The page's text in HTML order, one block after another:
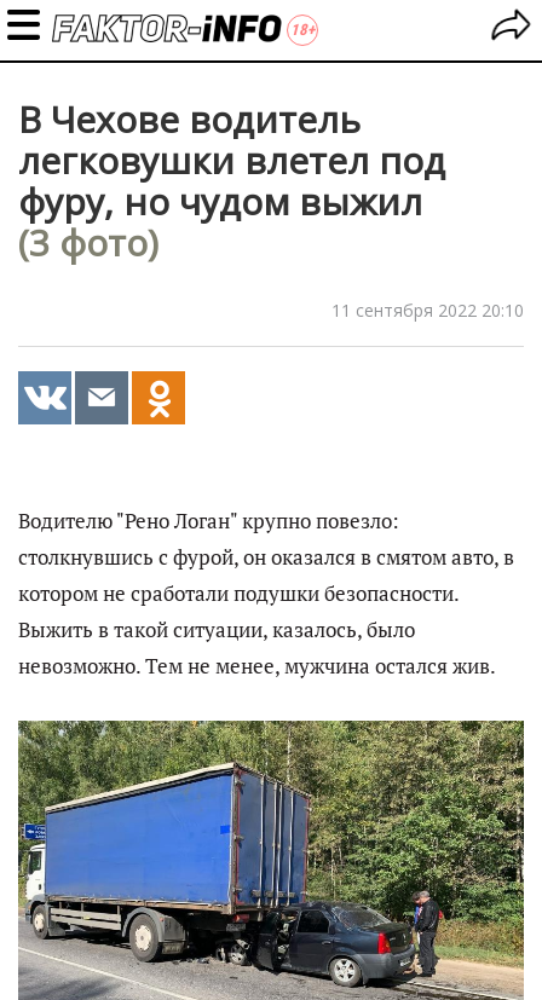
В Чехове водитель
легковушки влетел под
фуру, но чудом выжил
(3 фото)
11 сентября 2022 20:10
Водителю "Рено Логан" крупно повезло:
столкнувшись с фурой, он оказался в смятом авто, в
котором не сработали подушки безопасности.
Выжить в такой ситуации, казалось, было
невозможно. Тем не менее, мужчина остался жив.